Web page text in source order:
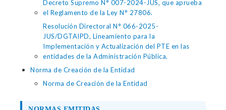
Decreto Supremo N° 007-2024-JUS, que aprueba
el Reglamento de la Ley N° 27806.
Resolución Directoral N° 066-2025-
JUS/DGTAIPD, Lineamiento para la
Implementación y Actualización del PTE en las
entidades de la Administración Pública.
Norma de Creación de la Entidad
Norma de Creación de la Entidad